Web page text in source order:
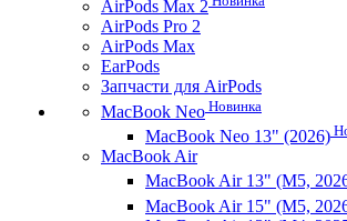
AirPods Max 2
AirPods Pro 2
AirPods Max
EarPods
Запчасти для AirPods
MacBook Neo Новинка
MacBook Neo 13" (2026)
MacBook Air
MacBook Air 13" (M5,
MacBook Air 15" (M5,